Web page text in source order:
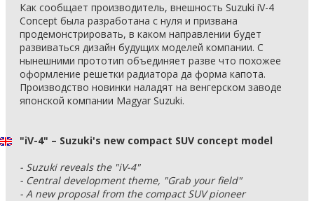
Как сообщает производитель, внешность Suzuki iV-4
Concept была разработана с нуля и призвана
продемонстрировать, в каком направлении будет
развиваться дизайн будущих моделей компании. С
нынешними прототип объединяет разве что похожее
оформление решетки радиатора да форма капота.
Производство новинки наладят на венгерском заводе
японской компании Magyar Suzuki.
"iV-4" – Suzuki's new compact SUV concept model
- Suzuki reveals the "iV-4"
- Central development theme, "Grab your field"
- A new proposal from the compact SUV pioneer